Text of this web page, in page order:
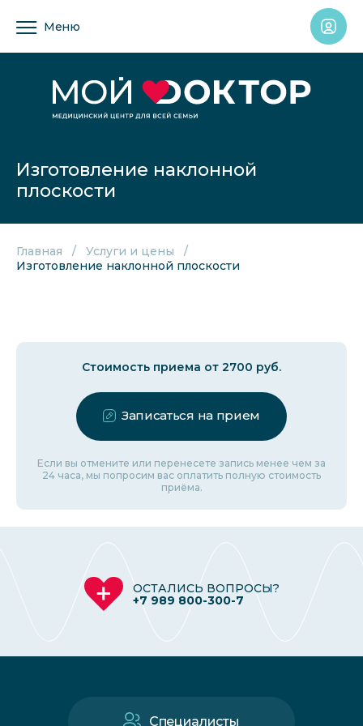
Меню
Изготовление наклонной
плоскости
Главная
Услуги и цены
Изготовление наклонной плоскости
Стоимость приема от 2700 руб.
Записаться на прием
Если вы отмените или перенесете запись менее чем за
24 часа, мы попросим вас оплатить полную стоимость
приёма.
ОСТАЛИСЬ ВОПРОСЫ?
+7 989 800-300-7
Специалисты